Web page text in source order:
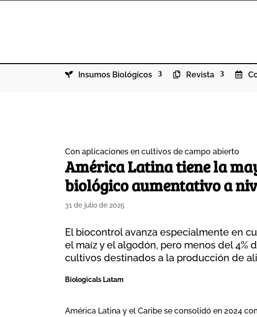
Insumos Biológicos Revista
Con aplicaciones en cultivos de campo abierto
América Latina tiene la
biológico aumentativo a
31 de julio de 2025
El biocontrol avanza especialmente en
el maíz y el algodón, pero menos del 4%
cultivos destinados a la producción de
Biologicals Latam
América Latina y el Caribe se consolidó en 2024